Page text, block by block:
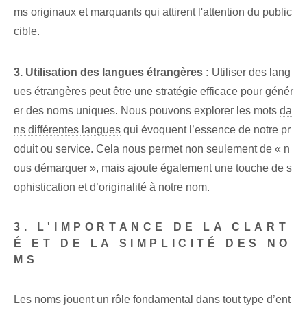
ms originaux et marquants qui attirent l'attention du public
cible.
3. Utilisation des langues étrangères : Utiliser des lang
ues étrangères peut être une stratégie efficace pour génér
er des noms uniques. ⁢Nous pouvons explorer les mots da
ns différentes langues qui évoquent l’essence de notre pr
oduit ou service. Cela nous permet non seulement de « n
ous démarquer », mais ajoute également une touche de s
ophistication et d’originalité à notre nom.
3. L'IMPORTANCE DE LA CLART
É ET DE LA SIMPLICITÉ DES NO
MS
Les noms jouent un rôle fondamental dans tout type d’ent